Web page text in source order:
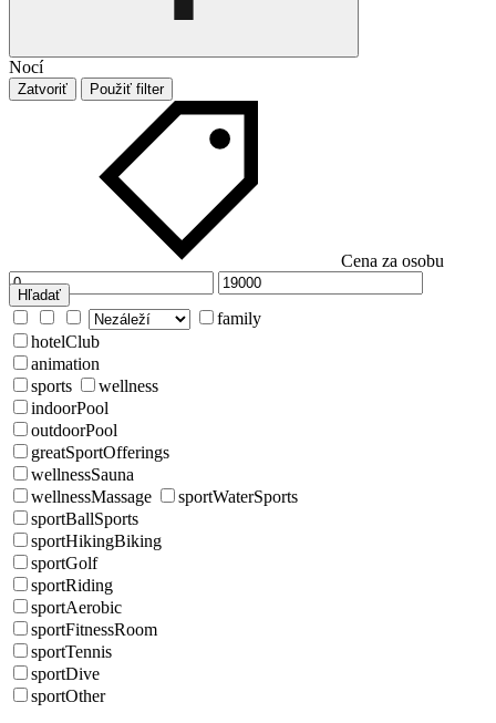
Nocí
Zatvoriť Použiť filter
Cena za osobu
Hľadať
family
hotelClub
animation
sports
wellness
indoorPool
outdoorPool
greatSportOfferings
wellnessSauna
wellnessMassage
sportWaterSports
sportBallSports
sportHikingBiking
sportGolf
sportRiding
sportAerobic
sportFitnessRoom
sportTennis
sportDive
sportOther